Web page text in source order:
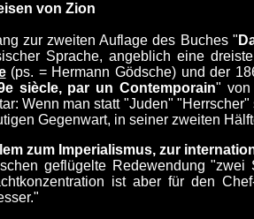
von Zion
zur zweiten Auflage des Buches "
Sprache, angeblich eine
(ps. = Hermann Gödsche) und der
siècle, par un Contemporain" von
Wenn man statt "Juden"
Gegenwart, in seiner zweiten
zum Imperialismus, zur
geflügelte Redewendung
ist aber für den